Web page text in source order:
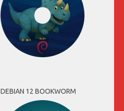
DEBIAN 12 BOOKWORM